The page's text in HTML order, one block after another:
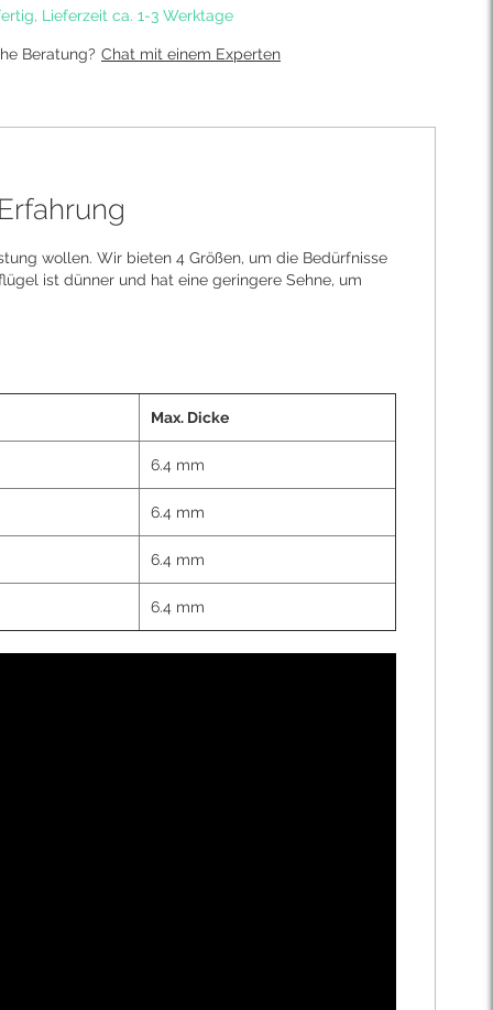
Lieferzeit ca. 1-3 Werktage
Beratung? Chat mit einem Experten
wollen. Wir bieten 4 Größen, um die Bedürfnisse
ist dünner und hat eine geringere Sehne, um
Max. Dicke
6.4 mm
6.4 mm
6.4 mm
6.4 mm